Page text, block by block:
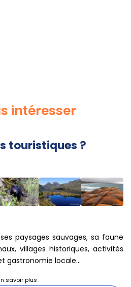
intéresser
touristiques ?
paysages sauvages, sa faune
villages historiques, activités
gastronomie locale...